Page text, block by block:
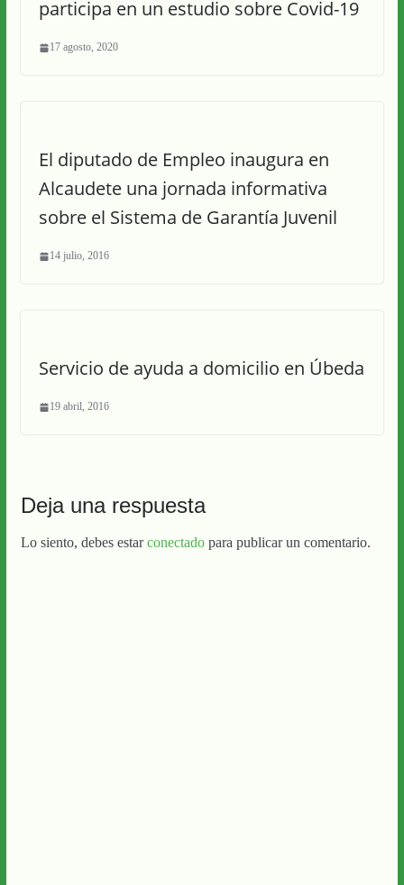
participa en un estudio sobre Covid-19
17 agosto, 2020
El diputado de Empleo inaugura en
Alcaudete una jornada informativa
sobre el Sistema de Garantía Juvenil
14 julio, 2016
Servicio de ayuda a domicilio en Úbeda
19 abril, 2016
Deja una respuesta
Lo siento, debes estarconectadopara publicar un comentario.